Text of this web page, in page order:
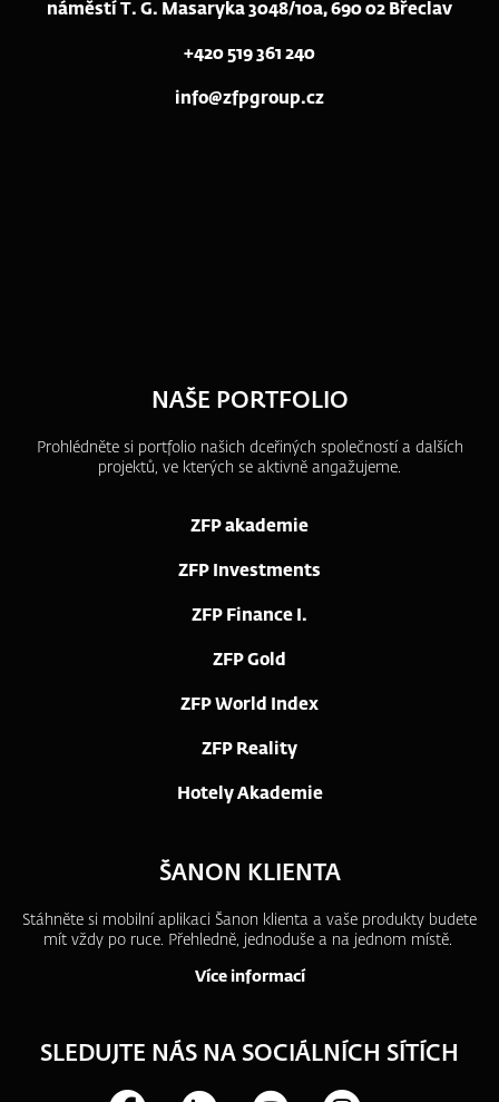
náměstí T. G. Masaryka 3048/10a, 690 02 Břeclav
+420 519 361 240
info@zfpgroup.cz
NAŠE PORTFOLIO
Prohlédněte si portfolio našich dceřiných společností a dalších
projektů, ve kterých se aktivně angažujeme.
ZFP akademie
ZFP Investments
ZFP Finance I.
ZFP Gold
ZFP World Index
ZFP Reality
Hotely Akademie
ŠANON KLIENTA
Stáhněte si mobilní aplikaci Šanon klienta a vaše produkty budete
mít vždy po ruce. Přehledně, jednoduše a na jednom místě.
Více informací
SLEDUJTE NÁS NA SOCIÁLNÍCH SÍTÍCH